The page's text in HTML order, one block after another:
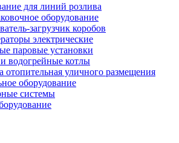
для линий розлива
оборудование
загрузчик коробов
электрические
паровые установки
водогрейные котлы
отопительная уличного размещения
оборудование
системы